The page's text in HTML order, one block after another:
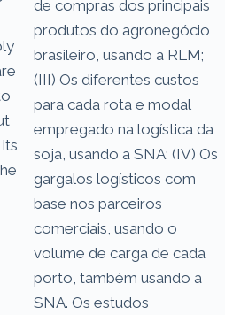
de compras dos principais
produtos do agronegócio
brasileiro, usando a RLM;
(III) Os diferentes custos
para cada rota e modal
empregado na logística da
soja, usando a SNA; (IV) Os
gargalos logísticos com
base nos parceiros
comerciais, usando o
volume de carga de cada
porto, também usando a
SNA. Os estudos